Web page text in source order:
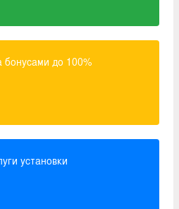
до 100%
установки